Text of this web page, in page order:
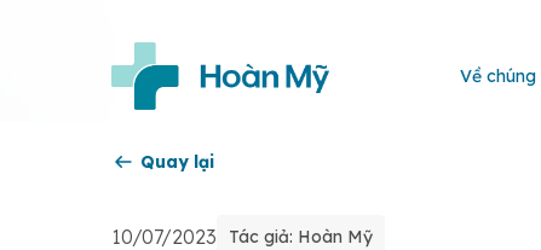
Về chúng
Quay lại
10/07/2023 Tác giả: Hoàn Mỹ